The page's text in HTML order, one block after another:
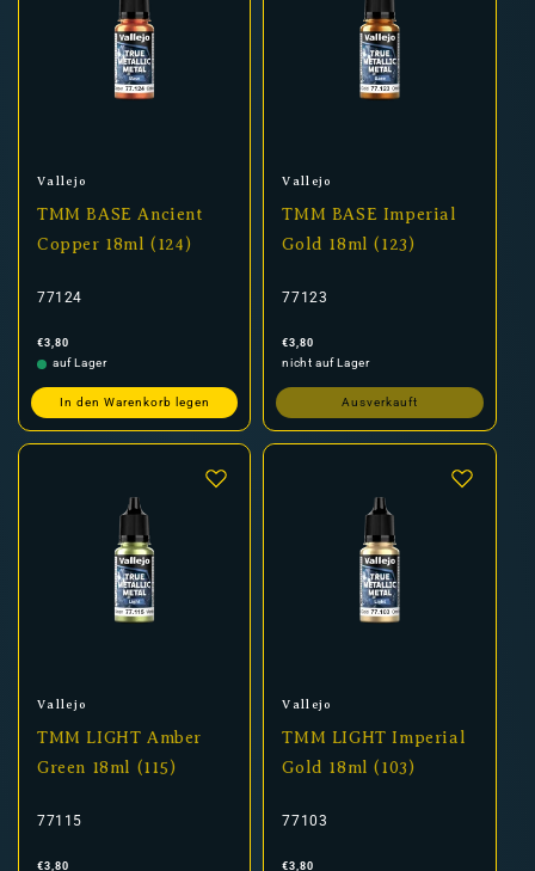
Anbieter:
Vallejo
TMM BASE Ancient
Copper 18ml (124)
77124
Normaler
Preis
€3,80
auf Lager
In den Warenkorb legen
Anbieter:
Vallejo
TMM BASE Imperial
Gold 18ml (123)
77123
Normaler
Preis
€3,80
nicht auf Lager
Ausverkauft
Anbieter:
Vallejo
TMM LIGHT Amber
Green 18ml (115)
77115
Normaler
€3,80
Anbieter:
Vallejo
TMM LIGHT Imperial
Gold 18ml (103)
77103
Normaler
€3,80